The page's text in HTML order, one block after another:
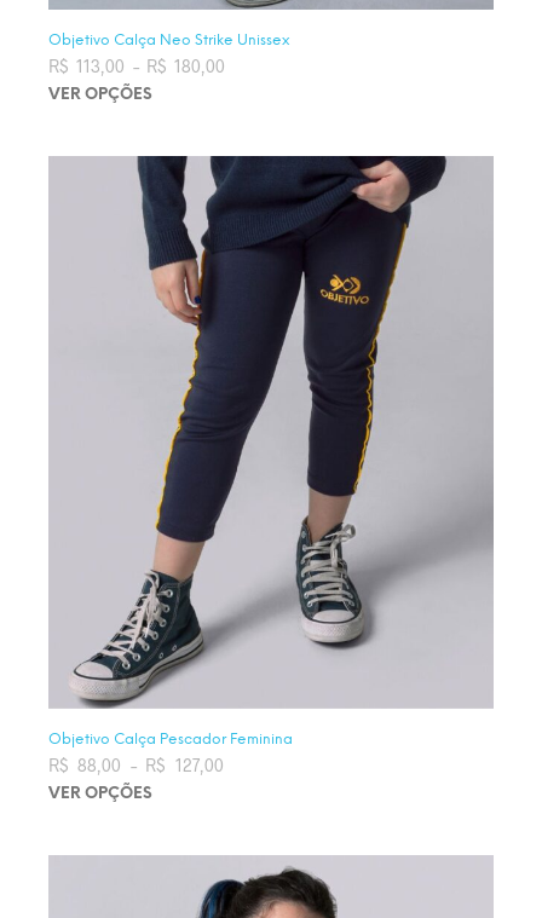
Objetivo Calça Neo Strike Unissex
R$ 113,00 – R$ 180,00
R$ 180,00
VER OPÇÕES
Objetivo Calça Pescador Feminina
R$ 88,00 – R$ 127,00Faixa de preço: R$ 88,00 através
R$ 127,00
VER OPÇÕES